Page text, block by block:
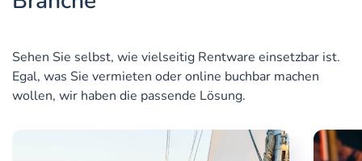
Sehen Sie selbst, wie vielseitig Rentware einsetzbar ist.
Egal, was Sie vermieten oder online buchbar machen
wollen, wir haben die passende Lösung.